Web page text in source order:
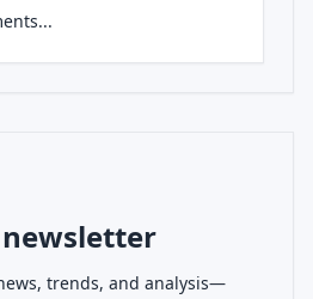
trends, and analysis—